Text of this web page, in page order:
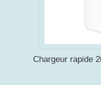
Chargeur rapide